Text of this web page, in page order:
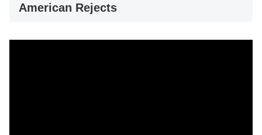
American Rejects